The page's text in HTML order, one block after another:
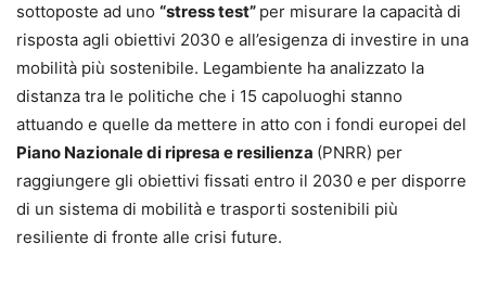
sottoposte ad uno “stress test” per misurare la capacità di
risposta agli obiettivi 2030 e all’esigenza di investire in una
mobilità più sostenibile. Legambiente ha analizzato la
distanza tra le politiche che i 15 capoluoghi stanno
attuando e quelle da mettere in atto con i fondi europei del
Piano Nazionale di ripresa e resilienza (PNRR) per
raggiungere gli obiettivi fissati entro il 2030 e per disporre
di un sistema di mobilità e trasporti sostenibili più
resiliente di fronte alle crisi future.